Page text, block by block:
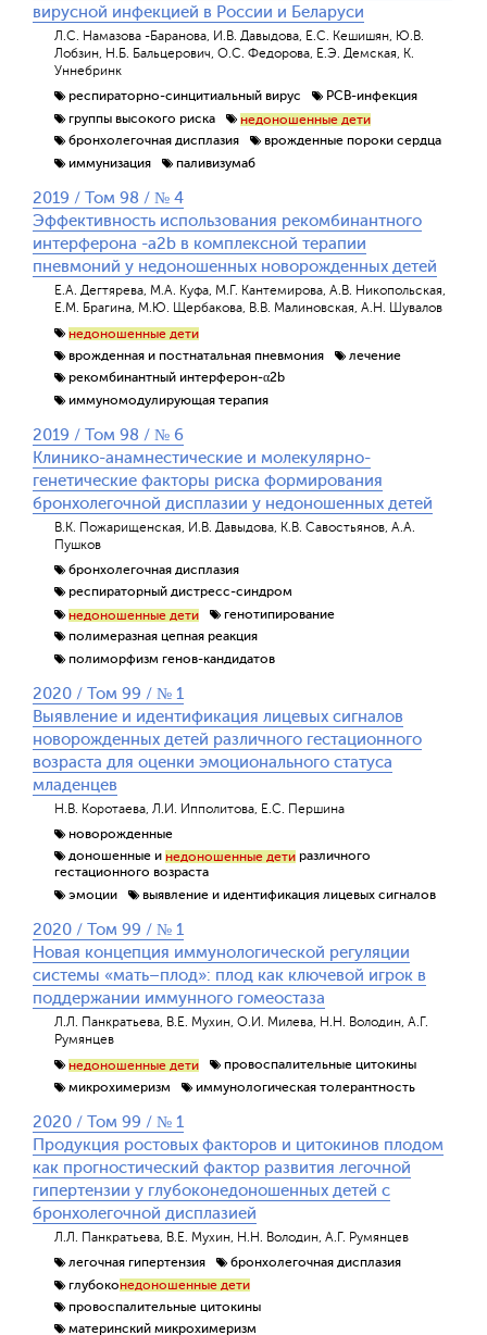
вирусной инфекцией в России и Беларуси
Л.С. Намазова -Баранова, И.В. Давыдова, Е.С. Кешишян, Ю.В.
Лобзин, Н.Б. Бальцерович, О.С. Федорова, Е.Э. Демская, К.
Уннебринк
респираторно-синцитиальный вирус
РСВ-инфекция
группы высокого риска
недоношенные дети
бронхолегочная дисплазия
врожденные пороки сердца
иммунизация
паливизумаб
2019 / Том 98 / № 4
Эффективность использования рекомбинантного
интерферона -a2b в комплексной терапии
пневмоний у недоношенных новорожденных детей
Е.А. Дегтярева, М.А. Куфа, М.Г. Кантемирова, А.В. Никопольская,
Е.М. Брагина, М.Ю. Щербакова, В.В. Малиновская, А.Н. Шувалов
недоношенные дети
врожденная и постнатальная пневмония
лечение
рекомбинантный интерферон-α2b
иммуномодулирующая терапия
2019 / Том 98 / № 6
Клинико-анамнестические и молекулярно-
генетические факторы риска формирования
бронхолегочной дисплазии у недоношенных детей
В.К. Пожарищенская, И.В. Давыдова, К.В. Савостьянов, А.А.
Пушков
бронхолегочная дисплазия
респираторный дистресс-синдром
недоношенные дети
генотипирование
полимеразная цепная реакция
полиморфизм генов-кандидатов
2020 / Том 99 / № 1
Выявление и идентификация лицевых сигналов
новорожденных детей различного гестационного
возраста для оценки эмоционального статуса
младенцев
Н.В. Коротаева, Л.И. Ипполитова, Е.С. Першина
новорожденные
доношенные и недоношенные дети различного
гестационного возраста
эмоции
выявление и идентификация лицевых сигналов
2020 / Том 99 / № 1
Новая концепция иммунологической регуляции
системы «мать–плод»: плод как ключевой игрок в
поддержании иммунного гомеостаза
Л.Л. Панкратьева, В.Е. Мухин, О.И. Милева, Н.Н. Володин, А.Г.
Румянцев
недоношенные дети
провоспалительные цитокины
микрохимеризм
иммунологическая толерантность
2020 / Том 99 / № 1
Продукция ростовых факторов и цитокинов плодом
как прогностический фактор развития легочной
гипертензии у глубоконедоношенных детей с
бронхолегочной дисплазией
Л.Л. Панкратьева, В.Е. Мухин, Н.Н. Володин, А.Г. Румянцев
легочная гипертензия
бронхолегочная дисплазия
глубоконедоношенные дети
провоспалительные цитокины
материнский микрохимеризм